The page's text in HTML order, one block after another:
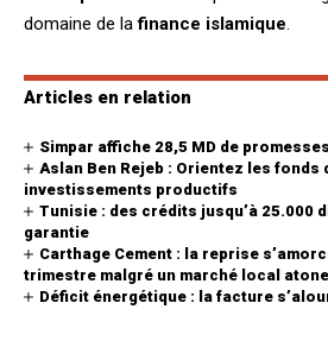
domaine de lafinance islamique
Articles en relation
Simpar affiche 28,5 MD de
Aslan Ben Rejeb : Orientez les fonds
investissements productifs
Tunisie : des crédits jusqu’à 25.000
garantie
Carthage Cement : la reprise
trimestre malgré un marché local atone
Déficit énergétique : la facture